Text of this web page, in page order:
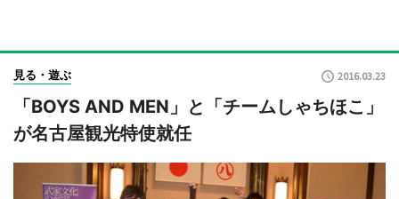
見る・遊ぶ 2016.03.23
「BOYS AND MEN」と「チームしゃちほこ」
が名古屋観光特使就任